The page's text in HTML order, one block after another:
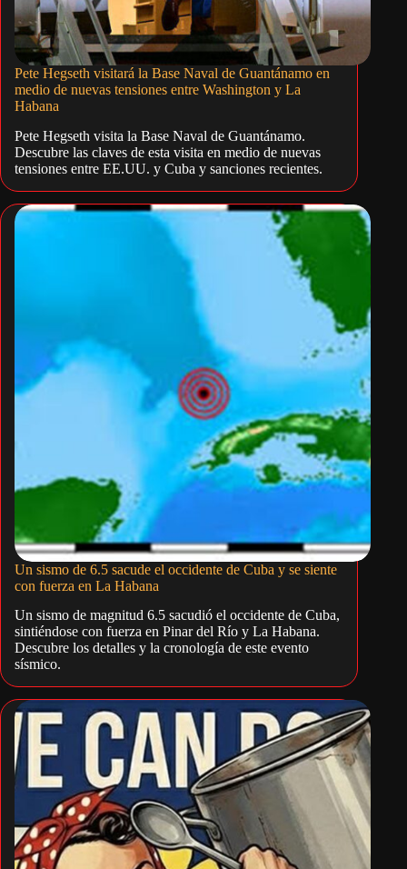
Pete Hegseth visitará la Base Naval de Guantánamo en
medio de nuevas tensiones entre Washington y La
Habana
Pete Hegseth visita la Base Naval de Guantánamo.
Descubre las claves de esta visita en medio de nuevas
tensiones entre EE.UU. y Cuba y sanciones recientes.
Un sismo de 6.5 sacude el occidente de Cuba y se siente
con fuerza en La Habana
Un sismo de magnitud 6.5 sacudió el occidente de Cuba,
sintiéndose con fuerza en Pinar del Río y La Habana.
Descubre los detalles y la cronología de este evento
sísmico.